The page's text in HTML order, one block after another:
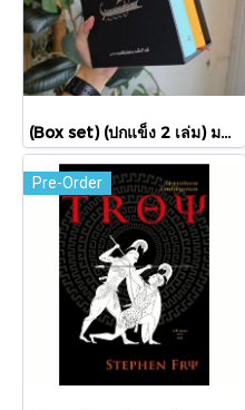
(Box set) (ปกแข็ง 2 เล่ม) มหากาพย์อิเลียดและโอดิสซี The Iliad & The Odyssey (ปกแข็ง 2 เล่ม) / โฮเมอร์ Homer / เวธัส, สุริยฉัตร / ทับหนังสือ
Pre-Order